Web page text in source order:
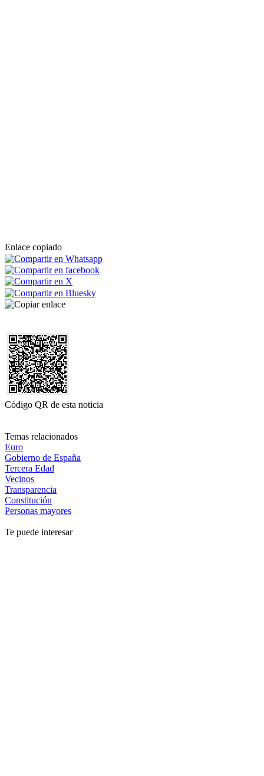
Enlace copiado
Código QR de esta noticia
Temas relacionados
Euro
Gobierno de España
Tercera Edad
Vecinos
Transparencia
Constitución
Personas mayores
Te puede interesar